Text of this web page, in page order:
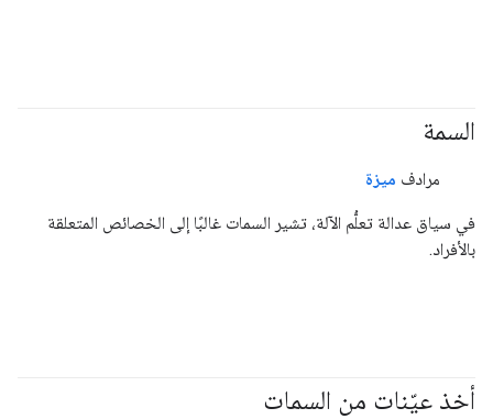
السمة
#responsible
مرادف ميزة
في سياق عدالة تعلُّم الآلة، تشير السمات غالبًا إلى الخصائص المتعلقة
بالأفراد.
أخذ عيّنات من السمات